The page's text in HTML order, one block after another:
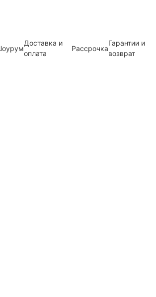
Доставка и
оплата
Рассрочка
Гарантии и
возврат